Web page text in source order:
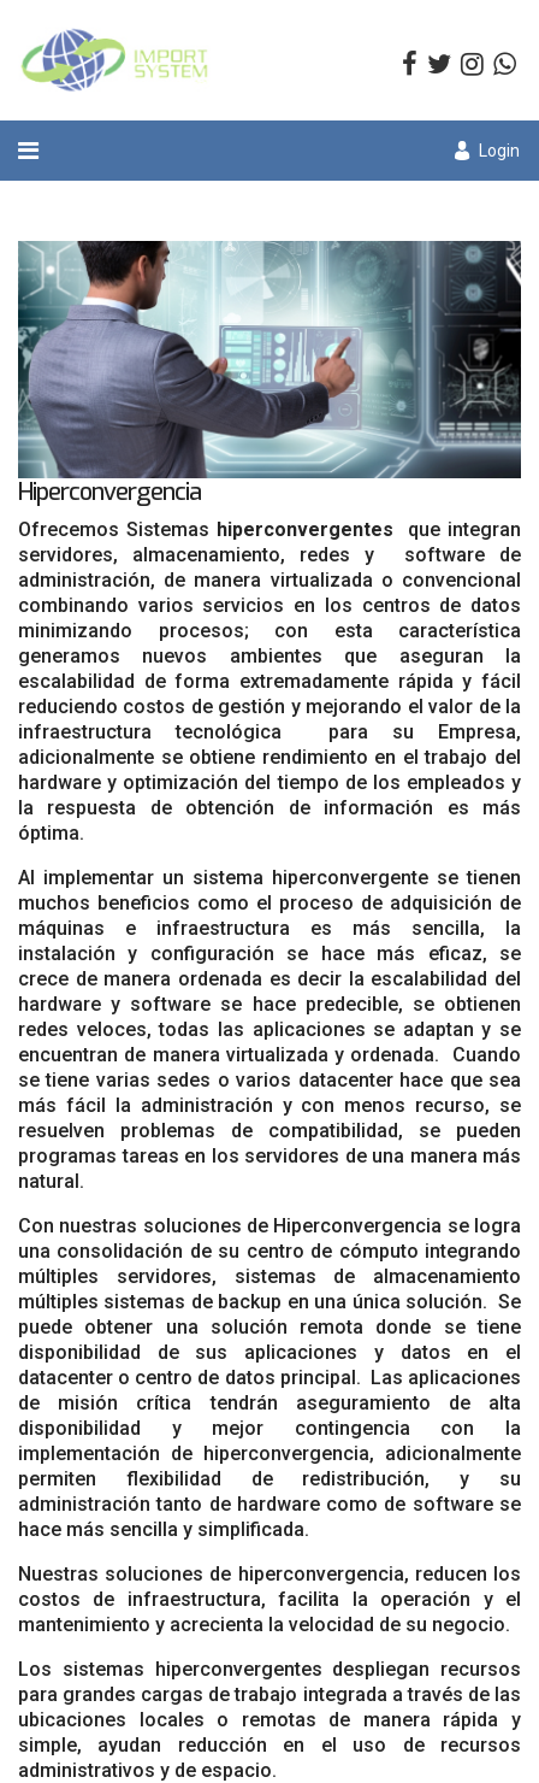
Login
Hiperconvergencia
Ofrecemos Sistemas hiperconvergentes que integran
servidores, almacenamiento, redes y software de
administración, de manera virtualizada o convencional
combinando varios servicios en los centros de datos
minimizando procesos; con esta característica
generamos nuevos ambientes que aseguran la
escalabilidad de forma extremadamente rápida y fácil
reduciendo costos de gestión y mejorando el valor de la
infraestructura tecnológica para su Empresa,
adicionalmente se obtiene rendimiento en el trabajo del
hardware y optimización del tiempo de los empleados y
la respuesta de obtención de información es más
óptima.
Al implementar un sistema hiperconvergente se tienen
muchos beneficios como el proceso de adquisición de
máquinas e infraestructura es más sencilla, la
instalación y configuración se hace más eficaz, se
crece de manera ordenada es decir la escalabilidad del
hardware y software se hace predecible, se obtienen
redes veloces, todas las aplicaciones se adaptan y se
encuentran de manera virtualizada y ordenada. Cuando
se tiene varias sedes o varios datacenter hace que sea
más fácil la administración y con menos recurso, se
resuelven problemas de compatibilidad, se pueden
programas tareas en los servidores de una manera más
natural.
Con nuestras soluciones de Hiperconvergencia se logra
una consolidación de su centro de cómputo integrando
múltiples servidores, sistemas de almacenamiento
múltiples sistemas de backup en una única solución. Se
puede obtener una solución remota donde se tiene
disponibilidad de sus aplicaciones y datos en el
datacenter o centro de datos principal. Las aplicaciones
de misión crítica tendrán aseguramiento de alta
disponibilidad y mejor contingencia con la
implementación de hiperconvergencia, adicionalmente
permiten flexibilidad de redistribución, y su
administración tanto de hardware como de software se
hace más sencilla y simplificada.
Nuestras soluciones de hiperconvergencia, reducen los
costos de infraestructura, facilita la operación y el
mantenimiento y acrecienta la velocidad de su negocio.
Los sistemas hiperconvergentes despliegan recursos
para grandes cargas de trabajo integrada a través de las
ubicaciones locales o remotas de manera rápida y
simple, ayudan reducción en el uso de recursos
administrativos y de espacio.